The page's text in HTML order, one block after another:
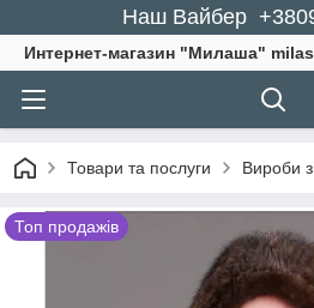
Наш Вайбер
Интернет-магазин "Милаша"
Товари та послуги Вироби
Топ продажів